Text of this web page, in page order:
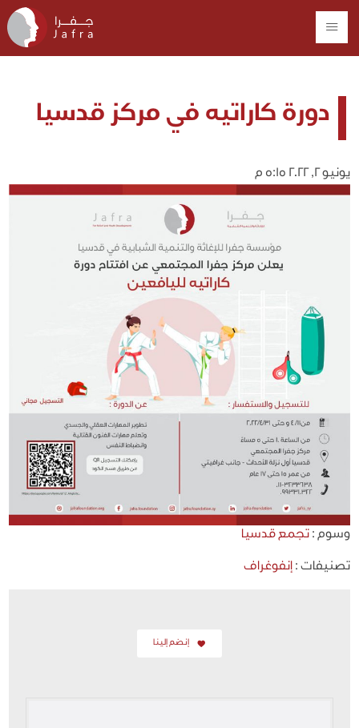
دورة كاراتيه في مركز قدسيا
يونيو 2, 2022 5:15 م
وسوم :تجمع قدسيا
تصنيفات :إنفوغراف
إنضم إلينا